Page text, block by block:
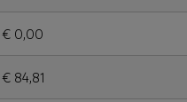
€ 0,00
€ 84,81